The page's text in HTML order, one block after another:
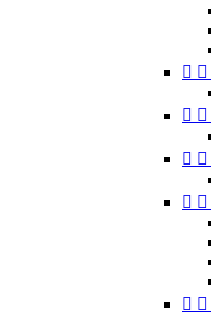
 
 
 
 
 